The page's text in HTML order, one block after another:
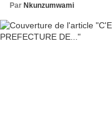
Par Nkunzumwami